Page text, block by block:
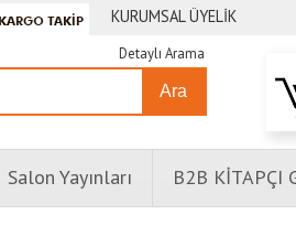
KURUMSAL ÜYELİK
Ara
Detaylı Arama
Salon Yayınları B2B KİTAPÇI